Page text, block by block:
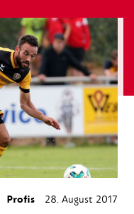
Profis 28. August 2017